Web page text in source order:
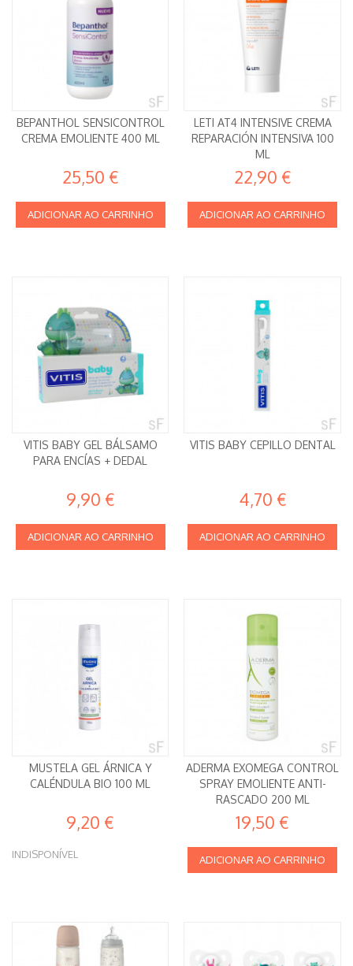
BEPANTHOL SENSICONTROL
CREMA EMOLIENTE 400 ML
25,50 €
ADICIONAR AO CARRINHO
LETI AT4 INTENSIVE CREMA
REPARACIÓN INTENSIVA 100
ML
22,90 €
ADICIONAR AO CARRINHO
VITIS BABY GEL BÁLSAMO
PARA ENCÍAS + DEDAL
9,90 €
ADICIONAR AO CARRINHO
VITIS BABY CEPILLO DENTAL
4,70 €
ADICIONAR AO CARRINHO
MUSTELA GEL ÁRNICA Y
CALÉNDULA BIO 100 ML
9,20 €
INDISPONÍVEL
ADERMA EXOMEGA CONTROL
SPRAY EMOLIENTE ANTI-
RASCADO 200 ML
19,50 €
ADICIONAR AO CARRINHO